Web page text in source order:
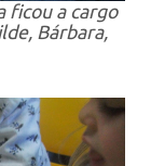
ficou a cargo
Bárbara,